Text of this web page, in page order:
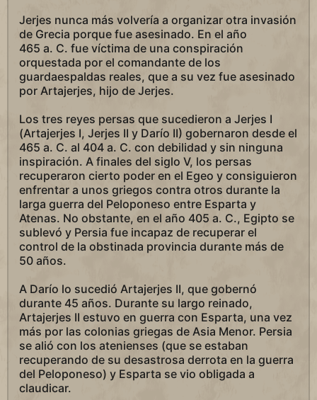
Jerjes nunca más volvería a organizar otra invasión
de Grecia porque fue asesinado. En el año
465 a. C. fue víctima de una conspiración
orquestada por el comandante de los
guardaespaldas reales, que a su vez fue asesinado
por Artajerjes, hijo de Jerjes.
Los tres reyes persas que sucedieron a Jerjes I
(Artajerjes I, Jerjes II y Darío II) gobernaron desde el
465 a. C. al 404 a. C. con debilidad y sin ninguna
inspiración. A finales del siglo V, los persas
recuperaron cierto poder en el Egeo y consiguieron
enfrentar a unos griegos contra otros durante la
larga guerra del Peloponeso entre Esparta y
Atenas. No obstante, en el año 405 a. C., Egipto se
sublevó y Persia fue incapaz de recuperar el
control de la obstinada provincia durante más de
50 años.
A Darío lo sucedió Artajerjes II, que gobernó
durante 45 años. Durante su largo reinado,
Artajerjes II estuvo en guerra con Esparta, una vez
más por las colonias griegas de Asia Menor. Persia
se alió con los atenienses (que se estaban
recuperando de su desastrosa derrota en la guerra
del Peloponeso) y Esparta se vio obligada a
claudicar.